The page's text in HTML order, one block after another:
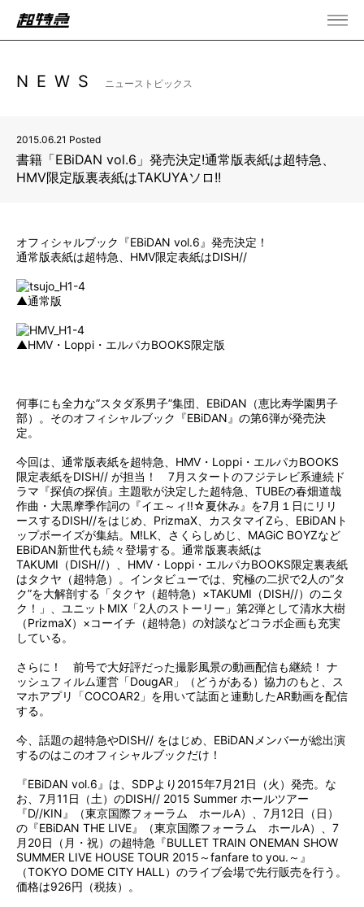
NEWS ニューストピックス
2015.06.21 Posted
書籍「EBiDAN vol.6」発売決定!通常版表紙は超特急、
HMV限定版裏表紙はTAKUYAソロ!!
オフィシャルブック『EBiDAN vol.6』発売決定！
通常版表紙は超特急、HMV限定表紙はDISH//
▲通常版
▲HMV・Loppi・エルパカBOOKS限定版
何事にも全力な”スタダ系男子”集団、EBiDAN（恵比寿学園男子
部）。そのオフィシャルブック『EBiDAN』の第6弾が発売決
定。
今回は、通常版表紙を超特急、HMV・Loppi・エルパカBOOKS
限定表紙をDISH// が担当！ 7月スタートのフジテレビ系連続ド
ラマ『探偵の探偵』主題歌が決定した超特急、TUBEの春畑道哉
作曲・大黒摩季作詞の『イエ～ィ!!☆夏休み』を7月１日にリリ
ースするDISH//をはじめ、PrizmaX、カスタマイZら、EBiDANト
ップボーイズが集結。M!LK、さくらしめじ、MAGiC BOYZなど
EBiDAN新世代も続々登場する。通常版裏表紙は
TAKUMI（DISH//）、HMV・Loppi・エルパカBOOKS限定裏表紙
はタクヤ（超特急）。インタビューでは、究極の二択で2人の“タ
ク”を大解剖する「タクヤ（超特急）×TAKUMI（DISH//）のニタ
ク！」、ユニットMIX「2人のストーリー」第2弾として清水大樹
（PrizmaX）×コーイチ（超特急）の対談などコラボ企画も充実
している。
さらに！ 前号で大好評だった撮影風景の動画配信も継続！ ナ
ッシュフィルム運営「DougAR」（どうがある）協力のもと、ス
マホアプリ「COCOAR2」を用いて誌面と連動したAR動画を配信
する。
今、話題の超特急やDISH// をはじめ、EBiDANメンバーが総出演
するのはこのオフィシャルブックだけ！
『EBiDAN vol.6』は、SDPより2015年7月21日（火）発売。な
お、7月11日（土）のDISH// 2015 Summer ホールツアー
『D//KIN』（東京国際フォーラム ホールA）、7月12日（日）
の『EBiDAN THE LIVE』（東京国際フォーラム ホールA）、7
月20日（月・祝）の超特急『BULLET TRAIN ONEMAN SHOW
SUMMER LIVE HOUSE TOUR 2015～fanfare to you.～』
（TOKYO DOME CITY HALL）のライブ会場で先行販売を行う。
価格は926円（税抜）。